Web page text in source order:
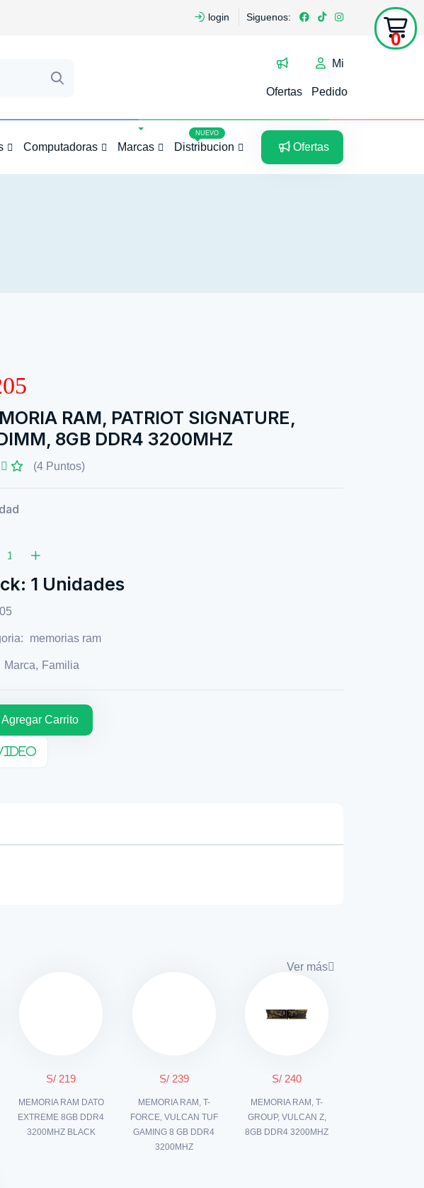
login Siguenos:
Ofertas
Mi
Pedido
0
5
5
Computadoras Marcas Distribucion
NUEVO
Ofertas
RAM, PATRIOT SIGNATURE,
8GB DDR4 3200MHZ
(4 Puntos)
1 Unidades
memorias ram
Marca, Familia
Agregar Carrito
Ver más
S/ 219
MEMORIA RAM DATO
EXTREME 8GB DDR4
3200MHZ BLACK
S/ 239
MEMORIA RAM, T-
FORCE, VULCAN TUF
GAMING 8 GB DDR4
3200MHZ
S/ 240
MEMORIA RAM, T-
GROUP, VULCAN Z,
8GB DDR4 3200MHZ